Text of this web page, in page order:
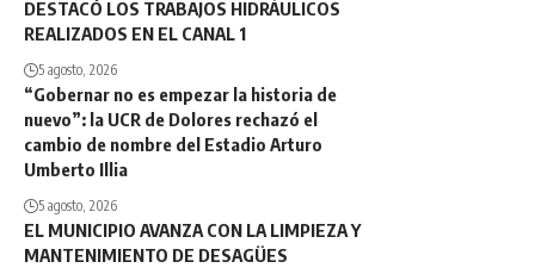
DESTACÓ LOS TRABAJOS HIDRÁULICOS
REALIZADOS EN EL CANAL 1
5 agosto, 2026
“Gobernar no es empezar la historia de
nuevo”: la UCR de Dolores rechazó el
cambio de nombre del Estadio Arturo
Umberto Illia
5 agosto, 2026
EL MUNICIPIO AVANZA CON LA LIMPIEZA Y
MANTENIMIENTO DE DESAGÜES